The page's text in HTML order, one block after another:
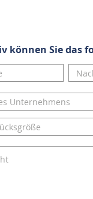
können Sie das